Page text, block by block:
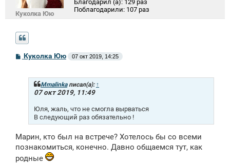
Куколка Юю
Благодарил (а): 129 раз
Поблагодарили: 107 раз
СКуколка Юю 07 окт 2019, 14:25
Mmalinkaписал(а): ↑
07 окт 2019, 11:49
Юля, жаль, что не смогла вырваться
В следующий раз обязательно !
Марин, кто был на встрече? Хотелось бы со всеми
познакомиться, конечно. Давно общаемся тут, как
родные